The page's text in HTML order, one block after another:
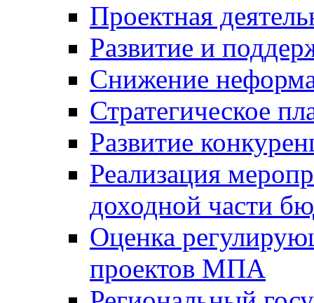
Проектная
Развитие и
Снижение
Стратегическое
Развитие
Реализация
доходной части
Оценка
проектов МПА